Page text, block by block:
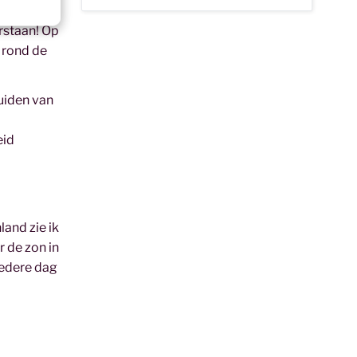
Op
de
van
zie ik
de zon in
dag